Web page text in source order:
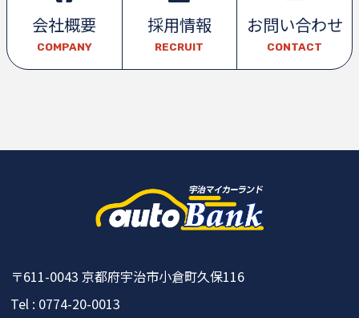
会社概要
COMPANY
採用情報
RECRUIT
お問い合わせ
CONTACT
〒611-0043京都府宇治市小倉町久保116
Tel : 0774-20-0013